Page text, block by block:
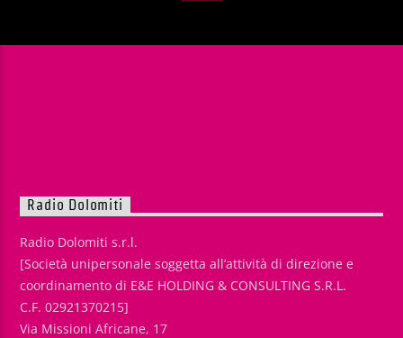
Radio Dolomiti
Radio Dolomiti s.r.l.
[Società unipersonale soggetta all’attività di direzione e
coordinamento di E&E HOLDING & CONSULTING S.R.L.
C.F. 02921370215]
Via Missioni Africane, 17